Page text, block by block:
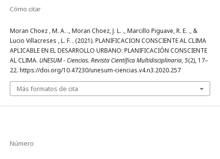
Cómo citar
Moran Choez , M. A. ., Moran Choez, J. L. ., Marcillo Piguave, R. E. ., &
Lucio Villacreses , L. F. . (2021). PLANIFICACION CONSCIENTE AL CLIMA
APLICABLE EN EL DESARROLLO URBANO: PLANIFICACIÓN CONSCIENTE
AL CLIMA. UNESUM - Ciencias. Revista Científica Multidisciplinaria,5(2), 17–
22. https://doi.org/10.47230/unesum-ciencias.v4.n3.2020.257
Más formatos de cita
Número